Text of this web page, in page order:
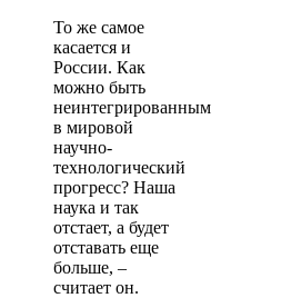
То же самое
касается и
России. Как
можно быть
неинтегрированным
в мировой
научно-
технологический
прогресс? Наша
наука и так
отстает, а будет
отставать еще
больше, –
считает он.